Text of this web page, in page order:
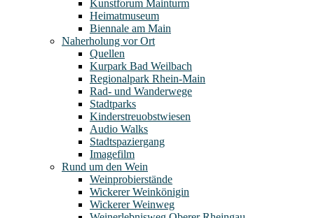
Kunstforum Mainturm
Heimatmuseum
Biennale am Main
Naherholung vor Ort
Quellen
Kurpark Bad Weilbach
Regionalpark Rhein-Main
Rad- und Wanderwege
Stadtparks
Kinderstreuobstwiesen
Audio Walks
Stadtspaziergang
Imagefilm
Rund um den Wein
Weinprobierstände
Wickerer Weinkönigin
Wickerer Weinweg